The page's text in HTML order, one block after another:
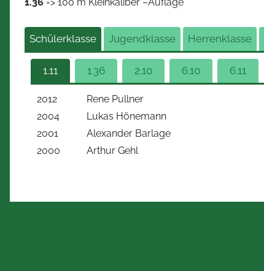
1.36 => 100 m Kleinkaliber –Auflage
Schülerklasse Jugendklasse Herrenklasse
1.11 1.36 2.10 6.10 6.11
2012
2004
2001
2000
Rene Pullner
Lukas Hönemann
Alexander Barlage
Arthur Gehl